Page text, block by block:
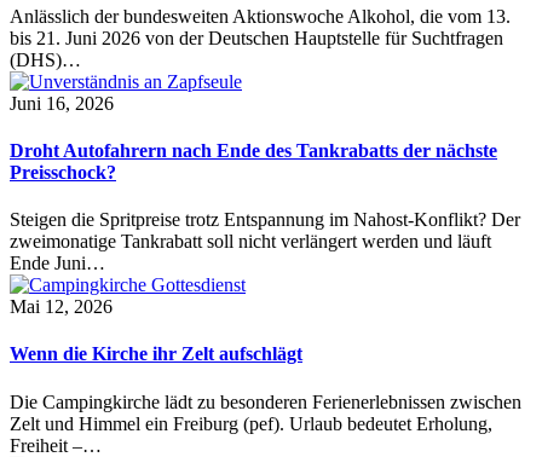
Anlässlich der bundesweiten Aktionswoche Alkohol, die vom 13.
bis 21. Juni 2026 von der Deutschen Hauptstelle für Suchtfragen
(DHS)…
Juni 16, 2026
Droht Autofahrern nach Ende des Tankrabatts der nächste
Preisschock?
Steigen die Spritpreise trotz Entspannung im Nahost-Konflikt? Der
zweimonatige Tankrabatt soll nicht verlängert werden und läuft
Ende Juni…
Mai 12, 2026
Wenn die Kirche ihr Zelt aufschlägt
Die Campingkirche lädt zu besonderen Ferienerlebnissen zwischen
Zelt und Himmel ein Freiburg (pef). Urlaub bedeutet Erholung,
Freiheit –…